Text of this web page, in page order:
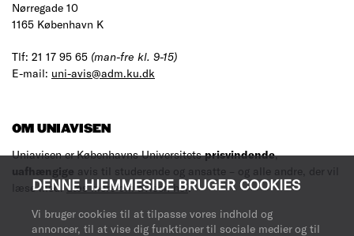
DENNE HJEMMESIDE BRUGER COOKIES
Vi bruger cookies til at tilpasse vores indhold og
annoncer, til at vise dig funktioner til sociale medier og til
Nørregade 10
1165 København K
Tlf: 21 17 95 65 (man-fre kl. 9-15)
E-mail: uni-avis@adm.ku.dk
OM UNIAVISEN
Uniavisen er Københavns Universitetsprisvindende,
uafhængige avis til studerende og ansatte – og alle andre, der vil
læse med.Læs mere om avisen her.